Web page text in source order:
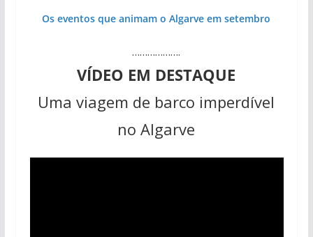
Os eventos que animam o Algarve em setembro
……………….
VÍDEO EM DESTAQUE
Uma viagem de barco imperdível
no Algarve